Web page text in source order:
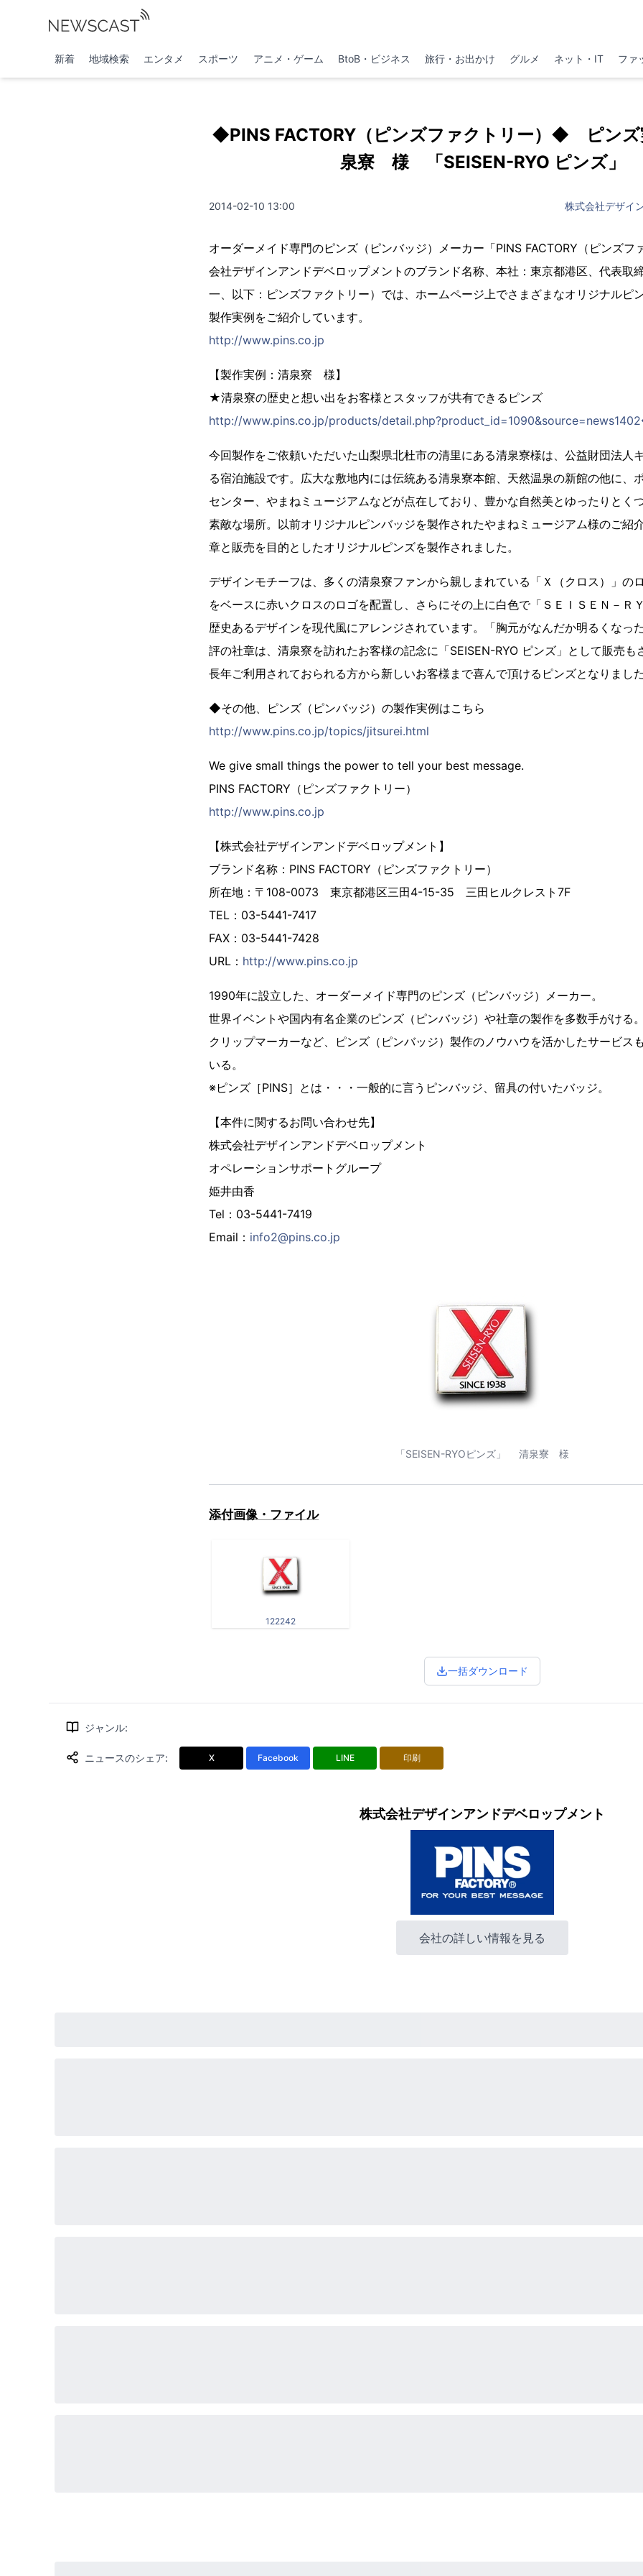
新着 地域検索 エンタメ スポーツ アニメ・ゲーム BtoB・ビジネス 旅行・お出かけ グルメ ネット・IT ファ
◆PINS FACTORY（ピンズファクトリー）◆ ピン
泉寮 様 「SEISEN-RYO ピンズ」
2014-02-10 13:00 株式会社デザイ
オーダーメイド専門のピンズ（ピンバッジ）メーカー「PINS FACTORY（ピンズフ
会社デザインアンドデベロップメントのブランド名称、本社：東京都港区、代表取
一、以下：ピンズファクトリー）では、ホームページ上でさまざまなオリジナルピ
製作実例をご紹介しています。
http://www.pins.co.jp
【製作実例：清泉寮 様】
★清泉寮の歴史と想い出をお客様とスタッフが共有できるピンズ
http://www.pins.co.jp/products/
今回製作をご依頼いただいた山梨県北杜市の清里にある清泉寮様は、公益財団法人
る宿泊施設です。広大な敷地内には伝統ある清泉寮本館、天然温泉の新館の他に、
センター、やまねミュージアムなどが点在しており、豊かな自然美とゆったりとく
素敵な場所。以前オリジナルピンバッジを製作されたやまねミュージアム様のご紹
章と販売を目的としたオリジナルピンズを製作されました。
デザインモチーフは、多くの清泉寮ファンから親しまれている「Ｘ（クロス）」の
をベースに赤いクロスのロゴを配置し、さらにその上に白色で「ＳＥＩＳＥＮ－Ｒ
歴史あるデザインを現代風にアレンジされています。「胸元がなんだか明るくなっ
評の社章は、清泉寮を訪れたお客様の記念に「SEISEN-RYO ピンズ」として販売も
長年ご利用されておられる方から新しいお客様まで喜んで頂けるピンズとなりました
◆その他、ピンズ（ピンバッジ）の製作実例はこちら
http://www.pins.co.jp/topics/jitsurei.html
We give small things the power to tell your best message.
PINS FACTORY（ピンズファクトリー）
http://www.pins.co.jp
【株式会社デザインアンドデベロップメント】
ブランド名称：PINS FACTORY（ピンズファクトリー）
所在地：〒108-0073 東京都港区三田4-15-35 三田ヒルクレスト7F
TEL：03-5441-7417
FAX：03-5441-7428
URL： http://www.pins.co.jp
1990年に設立した、オーダーメイド専門のピンズ（ピンバッジ）メーカー。
世界イベントや国内有名企業のピンズ（ピンバッジ）や社章の製作を多数手がける。
クリップマーカーなど、ピンズ（ピンバッジ）製作のノウハウを活かしたサービス
いる。
※ピンズ［PINS］とは・・・一般的に言うピンバッジ、留具の付いたバッジ。
【本件に関するお問い合わせ先】
株式会社デザインアンドデベロップメント
オペレーションサポートグループ
姫井由香
Tel：03-5441-7419
Email： info2@pins.co.jp
「SEISEN-RYOピンズ」 清泉寮 様
添付画像・ファイル
122242
一括ダウンロード
ジャンル:
ニュースのシェア: X Facebook LINE 印刷
株式会社デザインアンドデベロップメント
会社の詳しい情報を見る